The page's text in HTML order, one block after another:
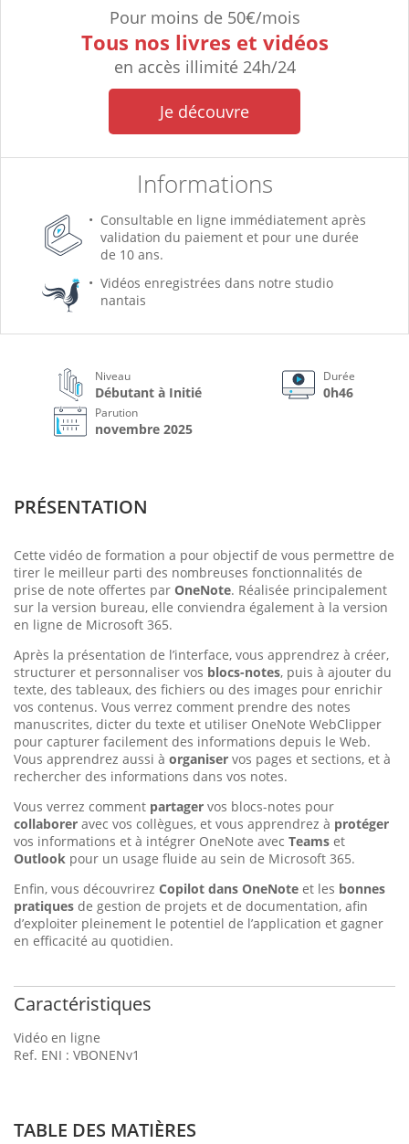
Pour moins de 50€/mois
Tous nos livres et vidéos
en accès illimité 24h/24
Je découvre
Informations
Consultable en ligne immédiatement après
validation du paiement et pour une durée
de 10 ans.
Vidéos enregistrées dans notre studio
nantais
Niveau
Débutant à Initié
Durée
0h46
Parution
novembre 2025
PRÉSENTATION
Cette vidéo de formation a pour objectif de vous permettre de
tirer le meilleur parti des nombreuses fonctionnalités de
prise de note offertes par OneNote. Réalisée principalement
sur la version bureau, elle conviendra également à la version
en ligne de Microsoft 365.
Après la présentation de l’interface, vous apprendrez à créer,
structurer et personnaliser vos blocs-notes, puis à ajouter du
texte, des tableaux, des fichiers ou des images pour enrichir
vos contenus. Vous verrez comment prendre des notes
manuscrites, dicter du texte et utiliser OneNote WebClipper
pour capturer facilement des informations depuis le Web.
Vous apprendrez aussi à organiser vos pages et sections, et à
rechercher des informations dans vos notes.
Vous verrez comment partager vos blocs-notes pour
collaborer avec vos collègues, et vous apprendrez à protéger
vos informations et à intégrer OneNote avec Teams et
Outlook pour un usage fluide au sein de Microsoft 365.
Enfin, vous découvrirez Copilot dans OneNote et les bonnes
pratiques de gestion de projets et de documentation, afin
d’exploiter pleinement le potentiel de l’application et gagner
en efficacité au quotidien.
Caractéristiques
Vidéo en ligne
Ref. ENI : VBONENv1
TABLE DES MATIÈRES